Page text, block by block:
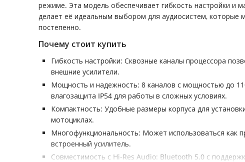
режиме. Эта модель обеспечивает гибкость настройки и
делает её идеальным выбором для аудиосистем, которые
постепенно.
Почему стоит купить
Гибкость настройки: Сквозные каналы процессора
внешние усилители.
Мощность и надежность: 8 каналов с мощностью до
влагозащита IP54 для работы в сложных условиях.
Компактность: Удобные размеры корпуса для
мотоциклах.
Многофункциональность: Может использоваться как
встроенный усилитель.
Совместимость с Hi-Res Audio: Bluetooth 5.0 с